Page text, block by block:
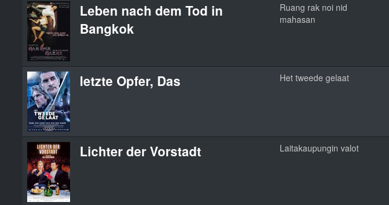
Leben nach dem Tod in
Bangkok
Ruang rak noi nid
mahasan
letzte Opfer, Das Het tweede gelaat
Lichter der Vorstadt Laitakaupungin valot